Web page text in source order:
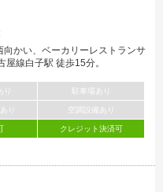
かい、ベーカリーレストランサ
屋線白子駅 徒歩15分。
駐車場あり
り 空調設備あり
クレジット決済可